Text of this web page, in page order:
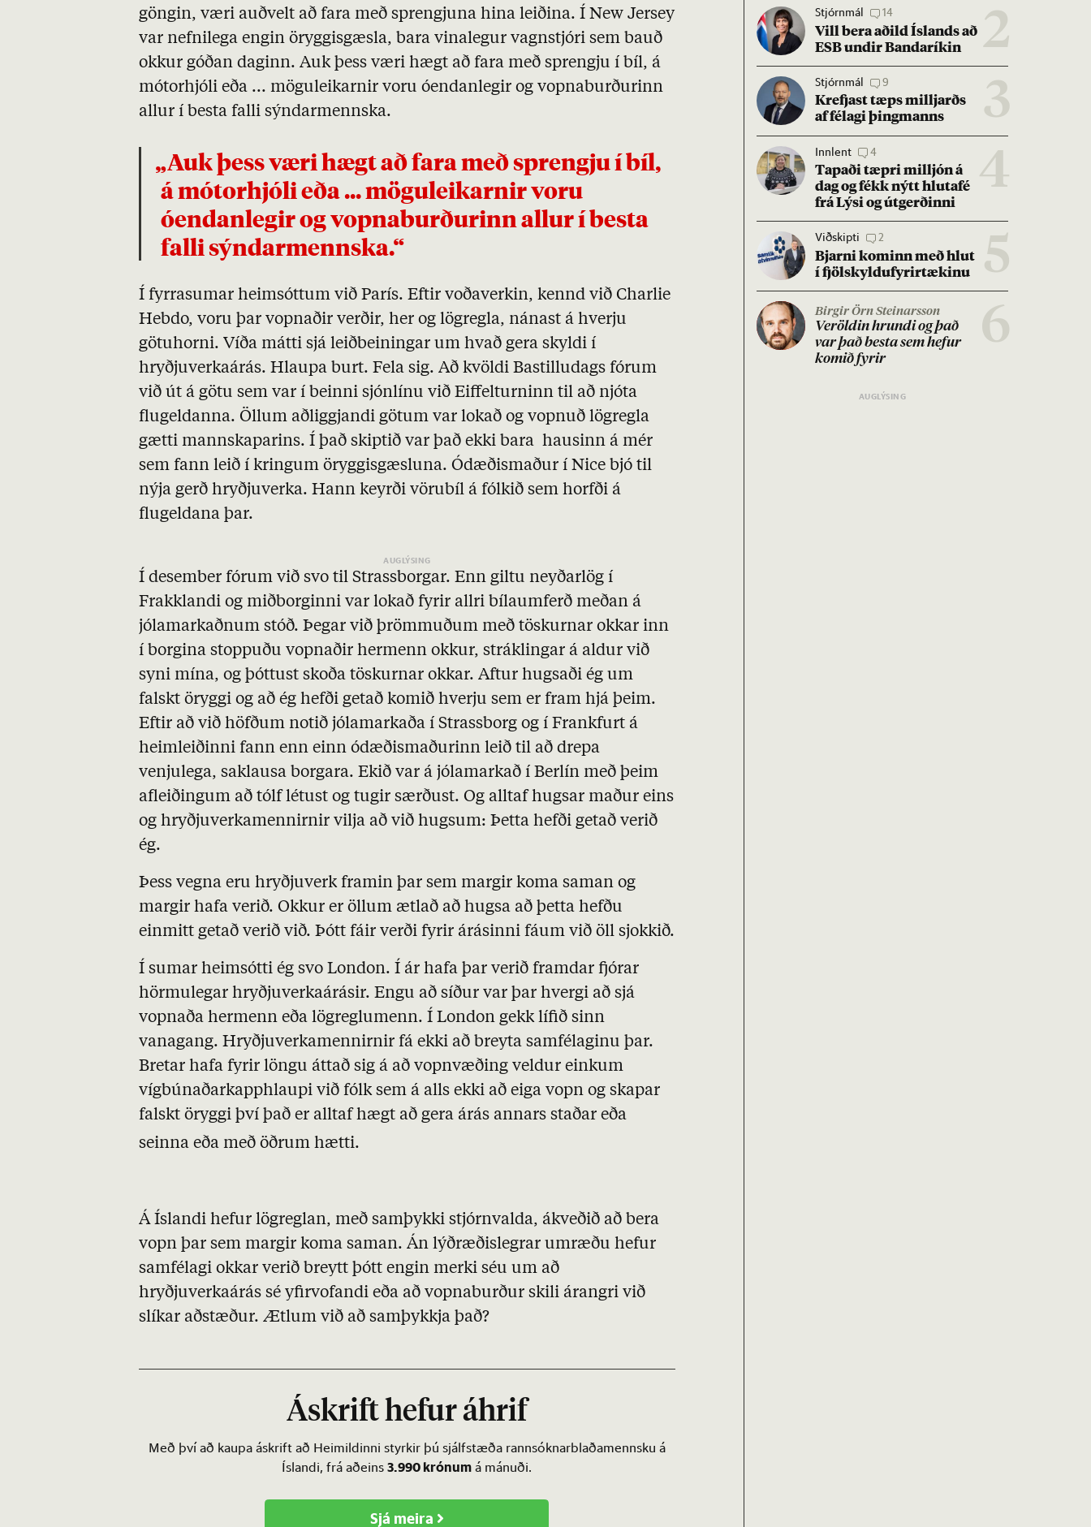
göngin, væri auðvelt að fara með sprengjuna hina leiðina. Í New Jersey
var nefnilega engin öryggisgæsla, bara vinalegur vagnstjóri sem bauð
okkur góðan daginn. Auk þess væri hægt að fara með sprengju í bíl, á
mótorhjóli eða ... möguleikarnir voru óendanlegir og vopnaburðurinn
allur í besta falli sýndarmennska.
„Auk þess væri hægt að fara með sprengju í bíl,
á mótorhjóli eða ... möguleikarnir voru
óendanlegir og vopnaburðurinn allur í besta
falli sýndarmennska.“
Í fyrrasumar heimsóttum við París. Eftir voðaverkin, kennd við Charlie
Hebdo, voru þar vopnaðir verðir, her og lögregla, nánast á hverju
götuhorni. Víða mátti sjá leiðbeiningar um hvað gera skyldi í
hryðjuverkaárás. Hlaupa burt. Fela sig. Að kvöldi Bastilludags fórum
við út á götu sem var í beinni sjónlínu við Eiffelturninn til að njóta
flugeldanna. Öllum aðliggjandi götum var lokað og vopnuð lögregla
gætti mannskaparins. Í það skiptið var það ekki bara hausinn á mér
sem fann leið í kringum öryggisgæsluna. Ódæðismaður í Nice bjó til
nýja gerð hryðjuverka. Hann keyrði vörubíl á fólkið sem horfði á
flugeldana þar.
Í desember fórum við svo til Strassborgar. Enn giltu neyðarlög í
Frakklandi og miðborginni var lokað fyrir allri bílaumferð meðan á
jólamarkaðnum stóð. Þegar við þrömmuðum með töskurnar okkar inn
í borgina stoppuðu vopnaðir hermenn okkur, stráklingar á aldur við
syni mína, og þóttust skoða töskurnar okkar. Aftur hugsaði ég um
falskt öryggi og að ég hefði getað komið hverju sem er fram hjá þeim.
Eftir að við höfðum notið jólamarkaða í Strassborg og í Frankfurt á
heimleiðinni fann enn einn ódæðismaðurinn leið til að drepa
venjulega, saklausa borgara. Ekið var á jólamarkað í Berlín með þeim
afleiðingum að tólf létust og tugir særðust. Og alltaf hugsar maður eins
og hryðjuverkamennirnir vilja að við hugsum: Þetta hefði getað verið
ég.
Þess vegna eru hryðjuverk framin þar sem margir koma saman og
margir hafa verið. Okkur er öllum ætlað að hugsa að þetta hefðu
einmitt getað verið við. Þótt fáir verði fyrir árásinni fáum við öll sjokkið.
Í sumar heimsótti ég svo London. Í ár hafa þar verið framdar fjórar
hörmulegar hryðjuverkaárásir. Engu að síður var þar hvergi að sjá
vopnaða hermenn eða lögreglumenn. Í London gekk lífið sinn
vanagang. Hryðjuverkamennirnir fá ekki að breyta samfélaginu þar.
Bretar hafa fyrir löngu áttað sig á að vopnvæðing veldur einkum
vígbúnaðarkapphlaupi við fólk sem á alls ekki að eiga vopn og skapar
falskt öryggi því það er alltaf hægt að gera árás annars staðar eða
seinna eða með öðrum hætti.
Á Íslandi hefur lögreglan, með samþykki stjórnvalda, ákveðið að bera
vopn þar sem margir koma saman. Án lýðræðislegrar umræðu hefur
samfélagi okkar verið breytt þótt engin merki séu um að
hryðjuverkaárás sé yfirvofandi eða að vopnaburður skili árangri við
slíkar aðstæður. Ætlum við að samþykkja það?
Áskrift hefur áhrif
Með því að kaupa áskrift að Heimildinni styrkir þú sjálfstæða rannsóknarblaðamennsku á
Íslandi, frá aðeins3.990 krónum á mánuði.
Sjá meira
2
Stjórnmál 14
Vill bera að­ild Ís­lands að
ESB und­ir Banda­rík­in
3
Stjórnmál 9
Krefjast tæps millj­arðs
af fé­lagi þing­manns
4
Innlent 4
Tap­aði tæpri millj­ón á
dag og fékk nýtt hluta­fé
frá Lýsi og út­gerð­inni
5
Viðskipti 2
Bjarni kom­inn með hlut
í fjöl­skyldu­fyr­ir­tæk­inu
6
Birgir Örn Steinarsson
Ver­öld­in hrundi og það
var það besta sem hef­ur
kom­ið fyr­ir